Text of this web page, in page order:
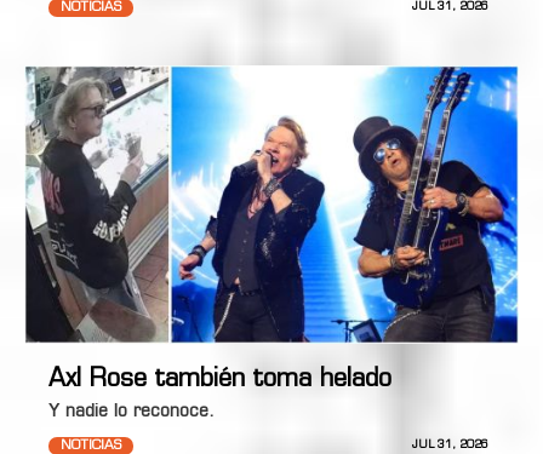
NOTICIAS JUL 31, 2026
Axl Rose también toma helado
Y nadie lo reconoce.
NOTICIAS JUL 31, 2026